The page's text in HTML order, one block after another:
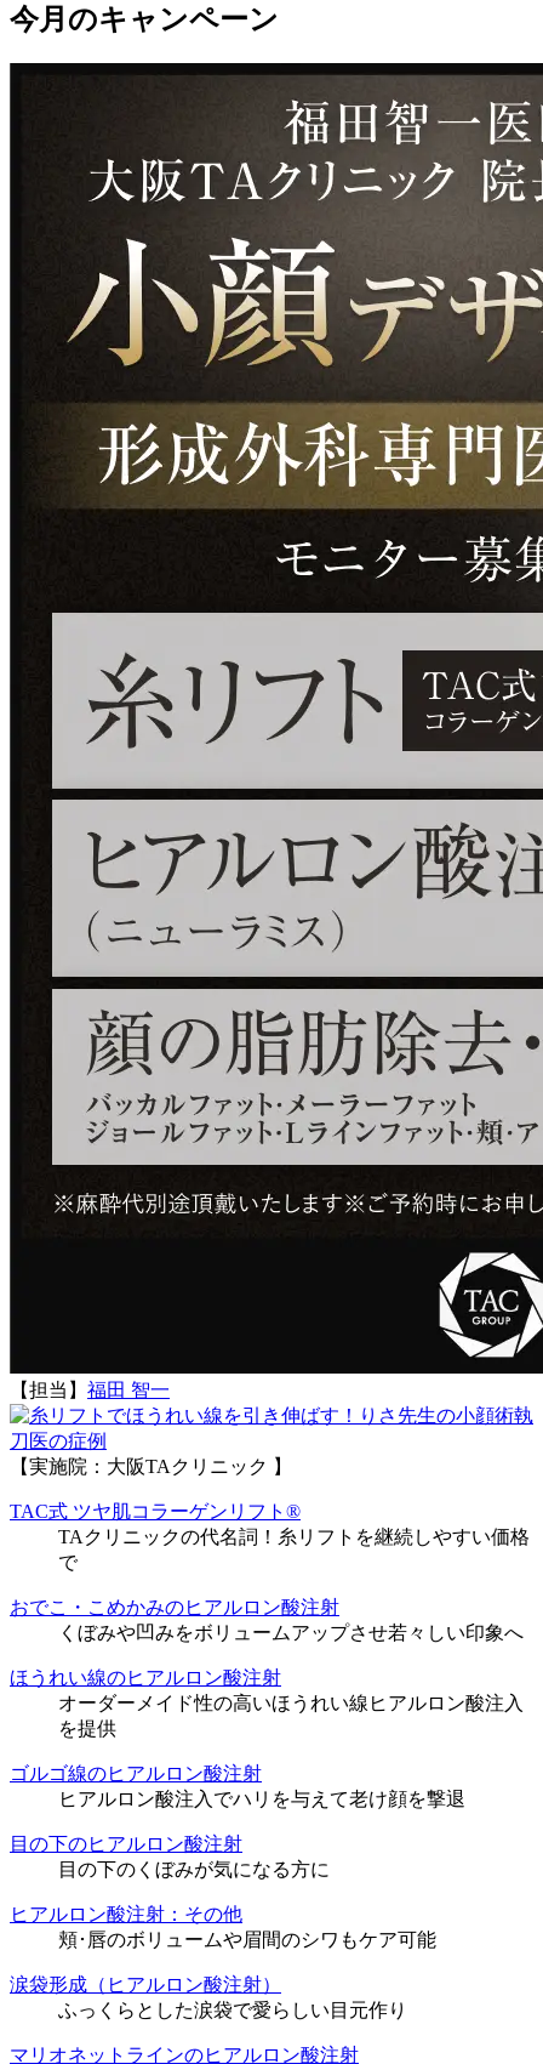
今月のキャンペーン
【担当】 福田 智一
執
刀医の症例
【実施院：大阪TAクリニック 】
TAC式 ツヤ肌コラーゲンリフト®
TAクリニックの代名詞！糸リフトを継続しやすい価格
で
おでこ・こめかみのヒアルロン酸注射
くぼみや凹みをボリュームアップさせ若々しい印象へ
ほうれい線のヒアルロン酸注射
オーダーメイド性の高いほうれい線ヒアルロン酸注入
を提供
ゴルゴ線のヒアルロン酸注射
ヒアルロン酸注入でハリを与えて老け顔を撃退
目の下のヒアルロン酸注射
目の下のくぼみが気になる方に
ヒアルロン酸注射：その他
頬･唇のボリュームや眉間のシワもケア可能
涙袋形成（ヒアルロン酸注射）
ふっくらとした涙袋で愛らしい目元作り
マリオネットラインのヒアルロン酸注射